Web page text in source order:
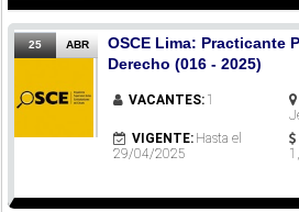
25 ABR
OSCE Lima: Practicante
Derecho (016 - 2025)
VACANTES: 1
VIGENTE: Hasta el
29/04/2025